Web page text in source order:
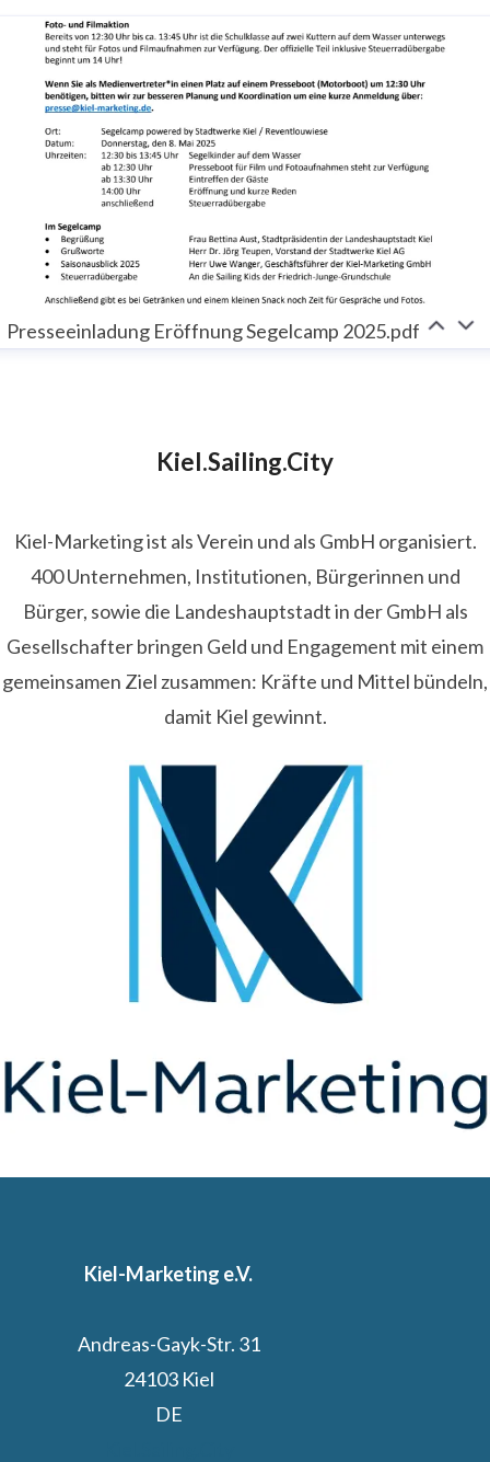
Presseeinladung Eröffnung Segelcamp 2025.pdf
Kiel.Sailing.City
Kiel-Marketing ist als Verein und als GmbH organisiert.
400 Unternehmen, Institutionen, Bürgerinnen und
Bürger, sowie die Landeshauptstadt in der GmbH als
Gesellschafter bringen Geld und Engagement mit einem
gemeinsamen Ziel zusammen: Kräfte und Mittel bündeln,
damit Kiel gewinnt.
Kiel-Marketing e.V.
Andreas-Gayk-Str. 31
24103 Kiel
DE